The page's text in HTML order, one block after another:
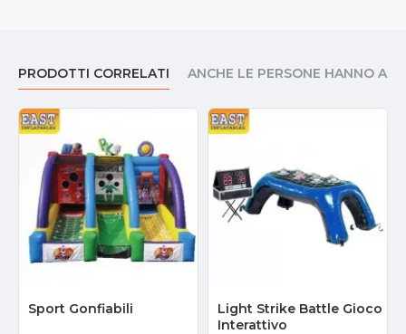
PRODOTTI CORRELATI ANCHE LE PERSONE HANNO
Sport Gonfiabili
Light Strike Battle Gioco
Interattivo